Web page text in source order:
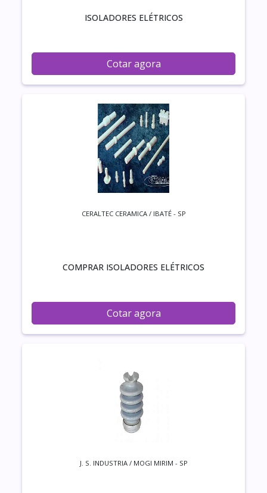
ISOLADORES ELÉTRICOS
Cotar agora
CERALTEC CERAMICA / IBATÉ - SP
COMPRAR ISOLADORES ELÉTRICOS
Cotar agora
J. S. INDUSTRIA / MOGI MIRIM - SP